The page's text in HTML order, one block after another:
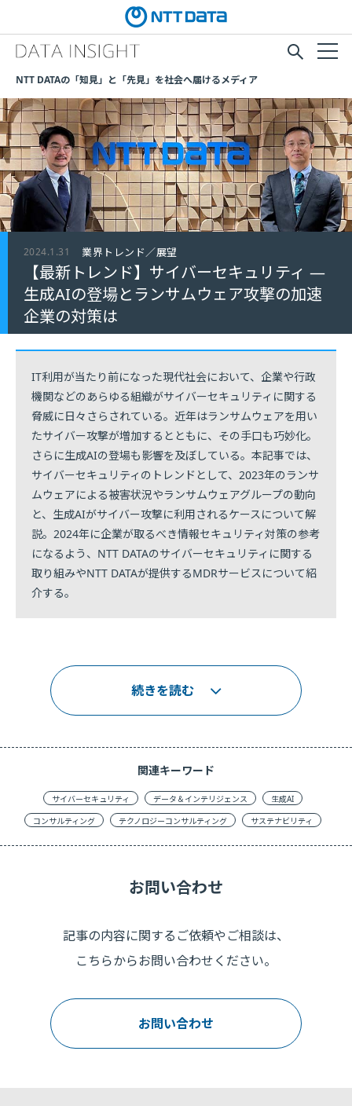
NTT DATAの「知見」と「先見」を社会へ届けるメディア
2024.1.31 業界トレンド／展望
【最新トレンド】サイバーセキュリティ ―
生成AIの登場とランサムウェア攻撃の加速
企業の対策は
IT利用が当たり前になった現代社会において、企業や行政
機関などのあらゆる組織がサイバーセキュリティに関する
脅威に日々さらされている。近年はランサムウェアを用い
たサイバー攻撃が増加するとともに、その手口も巧妙化。
さらに生成AIの登場も影響を及ぼしている。本記事では、
サイバーセキュリティのトレンドとして、2023年のランサ
ムウェアによる被害状況やランサムウェアグループの動向
と、生成AIがサイバー攻撃に利用されるケースについて解
説。2024年に企業が取るべき情報セキュリティ対策の参考
になるよう、NTT DATAのサイバーセキュリティに関する
取り組みやNTT DATAが提供するMDRサービスについて紹
介する。
続きを読む
関連キーワード
サイバーセキュリティ データ＆インテリジェンス
生成AI
コンサルティング
テクノロジーコンサルティング サステナビリティ
お問い合わせ
記事の内容に関するご依頼やご相談は、
こちらからお問い合わせください。
お問い合わせ